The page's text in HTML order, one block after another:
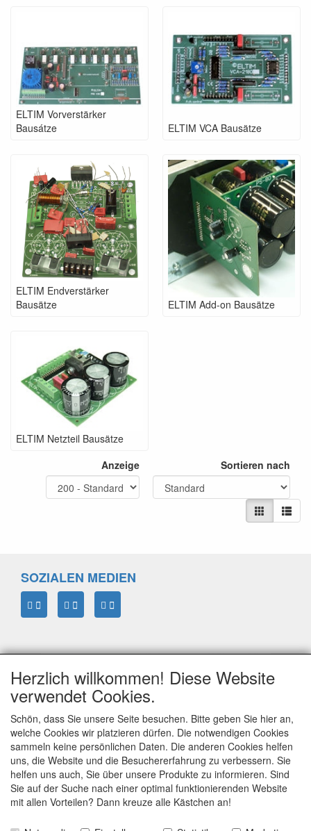
ELTIM Vorverstärker
Bausátze
ELTIM VCA Bausätze
ELTIM Endverstärker
Bausätze
ELTIM Add-on Bausätze
ELTIM Netzteil Bausätze
Anzeige
Sortieren nach
SOZIALEN MEDIEN
ELTIM
Eenrummerweg 5
9961PC Mensingeweer, Netherlands
Herzlich willkommen! Diese Website
verwendet Cookies.
Schön, dass Sie unsere Seite besuchen. Bitte geben Sie hier an,
welche Cookies wir platzieren dürfen. Die notwendigen Cookies
sammeln keine persönlichen Daten. Die anderen Cookies helfen
uns, die Website und die Besuchererfahrung zu verbessern. Sie
helfen uns auch, Sie über unsere Produkte zu informieren. Sind
Sie auf der Suche nach einer optimal funktionierenden Website
mit allen Vorteilen? Dann kreuze alle Kästchen an!